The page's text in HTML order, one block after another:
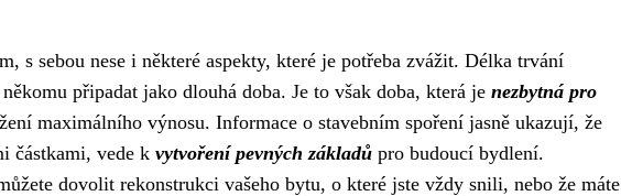
s sebou nese i některé aspekty, které je potřeba zvážit. Délka trvání
připadat jako dlouhá doba. Je to však doba, která je nezbytná pro
maximálního výnosu. Informace o stavebním spoření jasně ukazují, že
částkami, vede k vytvoření pevných základů pro budoucí bydlení.
dovolit rekonstrukci vašeho bytu, o které jste vždy snili, nebo že máte